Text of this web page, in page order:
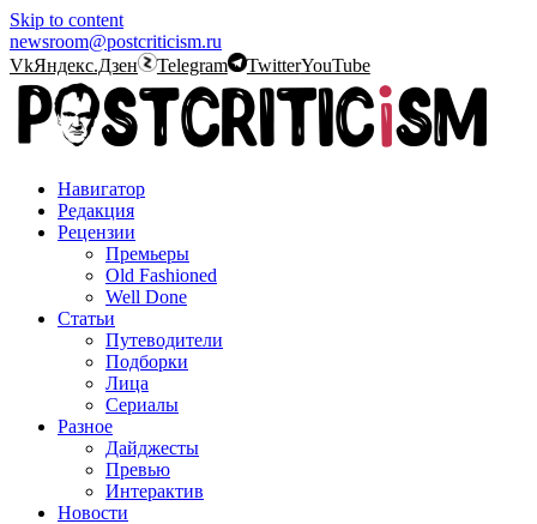
Skip to content
newsroom@postcriticism.ru
VkЯндекс.Дзен Telegram TwitterYouTube
Навигатор
Редакция
Рецензии
Премьеры
Old Fashioned
Well Done
Статьи
Путеводители
Подборки
Лица
Сериалы
Разное
Дайджесты
Превью
Интерактив
Новости